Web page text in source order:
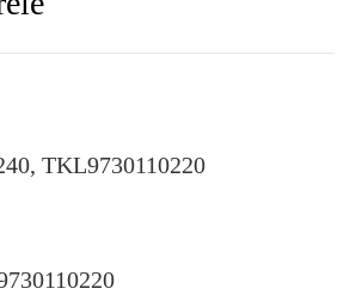
TKL9730110220